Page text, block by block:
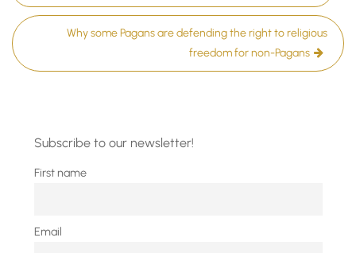
Why some Pagans are defending the right to religious
freedom for non-Pagans
Subscribe to our newsletter!
First name
Email